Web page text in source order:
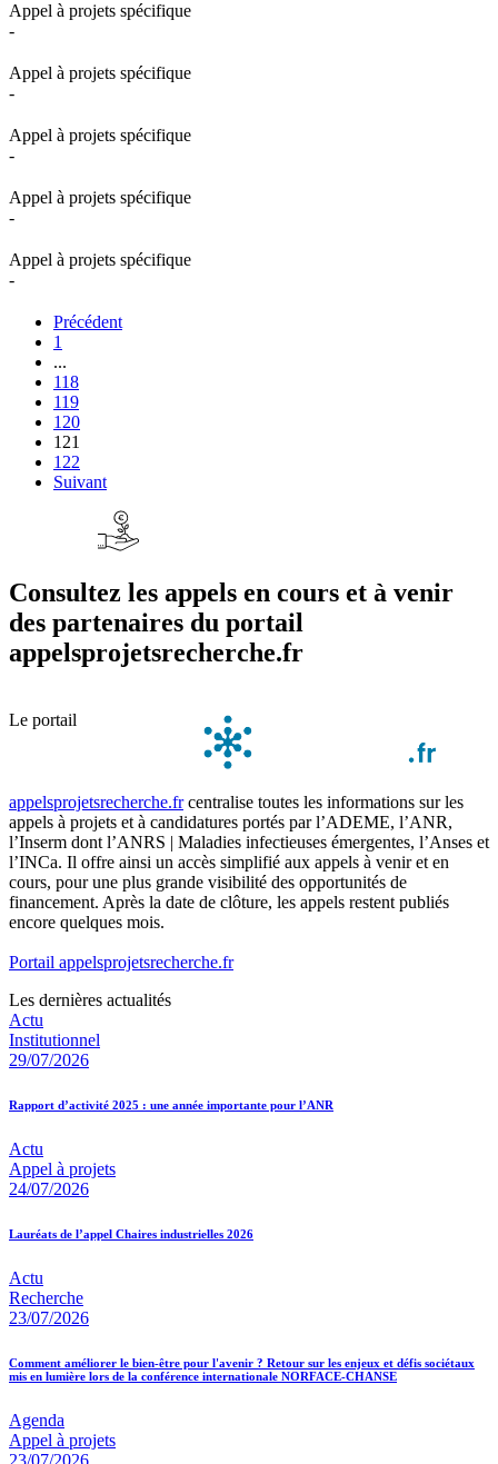
Appel à projets spécifique
-
Appel à projets spécifique
-
Appel à projets spécifique
-
Appel à projets spécifique
-
Appel à projets spécifique
-
Précédent
1
...
118
119
120
121
122
Suivant
Consultez les appels en cours et à venir
des partenaires du portail
appelsprojetsrecherche.fr
Le portail
appelsprojetsrecherche.frcentralise toutes les informations sur les
appels à projets et à candidatures portés par l’ADEME, l’ANR,
l’Inserm dont l’ANRS | Maladies infectieuses émergentes, l’Anses et
l’INCa. Il offre ainsi un accès simplifié aux appels à venir et en
cours, pour une plus grande visibilité des opportunités de
financement. Après la date de clôture, les appels restent publiés
encore quelques mois.
Portail appelsprojetsrecherche.fr
Les dernières actualités
Actu
Institutionnel
29/07/2026
Rapport d’activité 2025 : une année importante pour l’ANR
Actu
Appel à projets
24/07/2026
Lauréats de l’appel Chaires industrielles 2026
Actu
Recherche
23/07/2026
Comment améliorer le bien-être pour l'avenir ? Retour sur les enjeux et défis sociétaux
mis en lumière lors de la conférence internationale NORFACE-CHANSE
Agenda
Appel à projets
23/07/2026